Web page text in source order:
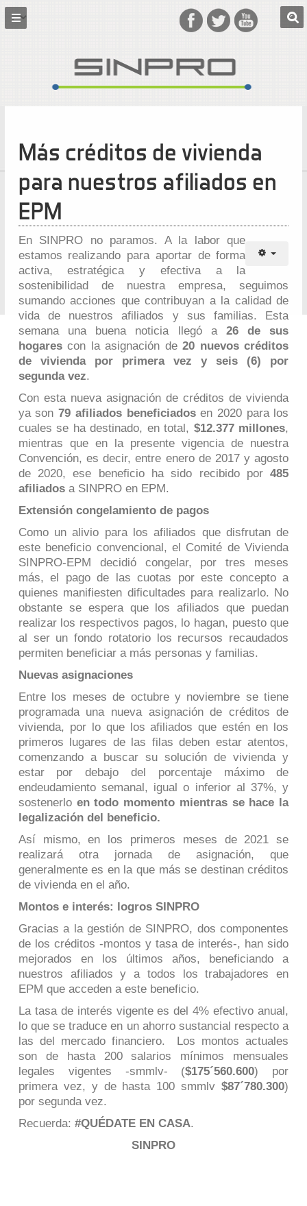
Más créditos de vivienda
para nuestros afiliados en
EPM
En SINPRO no paramos. A la labor que
estamos realizando para aportar de forma
activa, estratégica y efectiva a la
sostenibilidad de nuestra empresa, seguimos
sumando acciones que contribuyan a la calidad de
vida de nuestros afiliados y sus familias. Esta
semana una buena noticia llegó a 26 de sus
hogarescon la asignación de20 nuevos créditos
de vivienda por primera vez y seis (6) por
segunda vez.
Con esta nueva asignación de créditos de vivienda
ya son79 afiliados beneficiadosen 2020 para los
cuales se ha destinado, en total, $12.377 millones,
mientras que en la presente vigencia de nuestra
Convención, es decir, entre enero de 2017 y agosto
de 2020, ese beneficio ha sido recibido por485
afiliados a SINPRO en EPM.
Extensión congelamiento de pagos
Como un alivio para los afiliados que disfrutan de
este beneficio convencional, el Comité de Vivienda
SINPRO-EPM decidió congelar, por tres meses
más, el pago de las cuotas por este concepto a
quienes manifiesten dificultades para realizarlo. No
obstante se espera que los afiliados que puedan
realizar los respectivos pagos, lo hagan, puesto que
al ser un fondo rotatorio los recursos recaudados
permiten beneficiar a más personas y familias.
Nuevas asignaciones
Entre los meses de octubre y noviembre se tiene
programada una nueva asignación de créditos de
vivienda, por lo que los afiliados que estén en los
primeros lugares de las filas deben estar atentos,
comenzando a buscar su solución de vivienda y
estar por debajo del porcentaje máximo de
endeudamiento semanal, igual o inferior al 37%, y
sostenerlo en todo momento mientras se hace la
legalización del beneficio.
Así mismo, en los primeros meses de 2021 se
realizará otra jornada de asignación, que
generalmente es en la que más se destinan créditos
de vivienda en el año.
Montos e interés: logros SINPRO
Gracias a la gestión de SINPRO, dos componentes
de los créditos -montos y tasa de interés-, han sido
mejorados en los últimos años, beneficiando a
nuestros afiliados y a todos los trabajadores en
EPM que acceden a este beneficio.
La tasa de interés vigente es del 4% efectivo anual,
lo que se traduce en un ahorro sustancial respecto a
las del mercado financiero. Los montos actuales
son de hasta 200 salarios mínimos mensuales
legales vigentes -smmlv- ($175´560.600) por
primera vez, y de hasta 100 smmlv$87´780.300)
por segunda vez.
Recuerda: #QUÉDATE EN CASA.
SINPRO